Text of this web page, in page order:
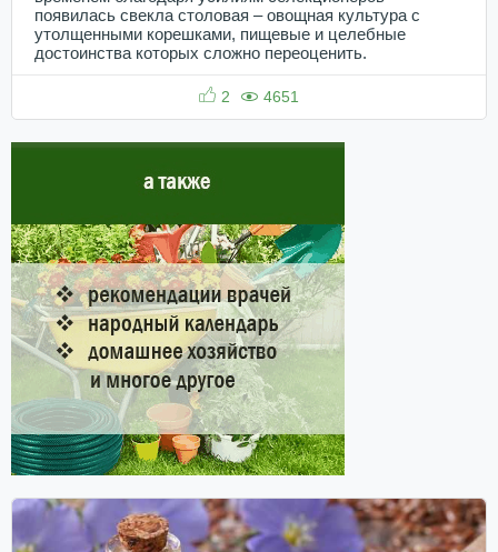
появилась свекла столовая – овощная культура с
утолщенными корешками, пищевые и целебные
достоинства которых сложно переоценить.
2 4651